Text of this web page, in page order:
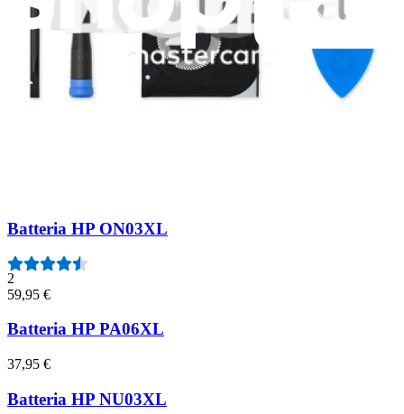
Batteria HP Envy 15 e Pavilion 13 - NP03XL
59,95 €
Batteria HP ON03XL
2
59,95 €
Batteria HP PA06XL
37,95 €
Batteria HP NU03XL